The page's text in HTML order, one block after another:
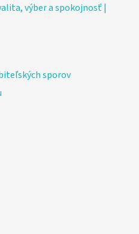
výber a spokojnosť |
sporov